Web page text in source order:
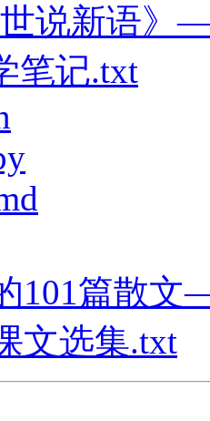
说新语》
笔记.txt
101篇散文
文选集.txt